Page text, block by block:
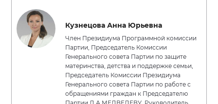
Кузнецова Анна Юрьевна
Член Президиума Программной комиссии
Партии, Председатель Комиссии
Генерального совета Партии по защите
материнства, детства и поддержке семьи,
Председатель Комиссии Президиума
Генерального совета Партии по работе с
обращениями граждан к Председателю